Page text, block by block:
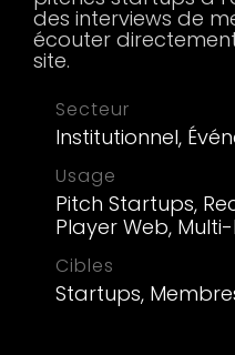
des interviews de
écouter
site.
Secteur
Institutionnel,
Usage
Pitch Startups,
Player Web,
Cibles
Startups,